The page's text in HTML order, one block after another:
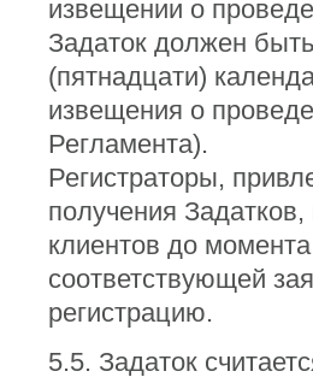
извещении о
Задаток должен
(пятнадцати)
извещения о
Регламента).
Регистраторы,
получения
клиентов до
соответствующей
регистрацию.
5.5. Задаток